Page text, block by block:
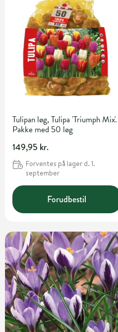
Tulipan løg, Tulipa 'Triumph Mix'.
Pakke med 50 løg
149,95 kr.
Forventes på lager d. 1.
september
Forudbestil